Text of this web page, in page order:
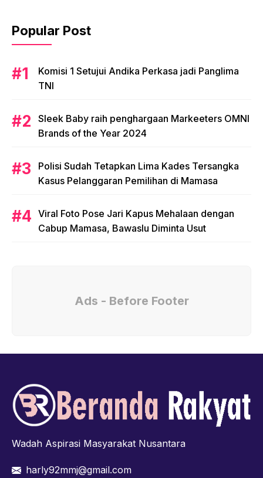
Popular Post
Komisi 1 Setujui Andika Perkasa jadi Panglima
TNI
Sleek Baby raih penghargaan Markeeters OMNI
Brands of the Year 2024
Polisi Sudah Tetapkan Lima Kades Tersangka
Kasus Pelanggaran Pemilihan di Mamasa
Viral Foto Pose Jari Kapus Mehalaan dengan
Cabup Mamasa, Bawaslu Diminta Usut
Ads - Before Footer
Wadah Aspirasi Masyarakat Nusantara
harly92mmj@gmail.com